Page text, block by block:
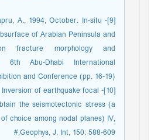
A., 1994, October. In-situ
of Arabian Peninsula and
fracture morphology and
6th Abu-Dhabi International
and Conference (pp. 16-19).#
Inversion of earthquake focal
the seismotectonic stress (a
choice among nodal planes) IV,
Geophys, J. Int, 150: 588-609.#